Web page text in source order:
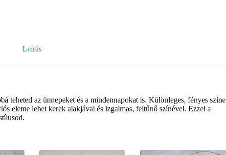
Leírás
teheted az ünnepeket és a mindennapokat is. Különleges, fényes színe
eleme lehet kerek alakjával és izgalmas, feltűnő színével. Ezzel a